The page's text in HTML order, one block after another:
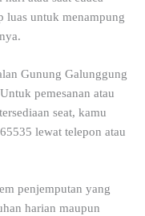
luas untuk menampung
Gunung Galunggung
pemesanan atau
seat, kamu
lewat telepon atau
penjemputan yang
harian maupun